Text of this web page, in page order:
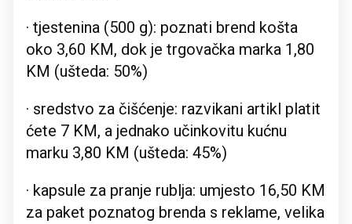
· tjestenina (500 g): poznati brend košta
oko 3,60 KM, dok je trgovačka marka 1,80
KM (ušteda: 50%)
· sredstvo za čišćenje: razvikani artikl platit
ćete 7 KM, a jednako učinkovitu kućnu
marku 3,80 KM (ušteda: 45%)
· kapsule za pranje rublja: umjesto 16,50 KM
za paket poznatog brenda s reklame, velika